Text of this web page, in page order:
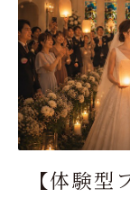
【体験